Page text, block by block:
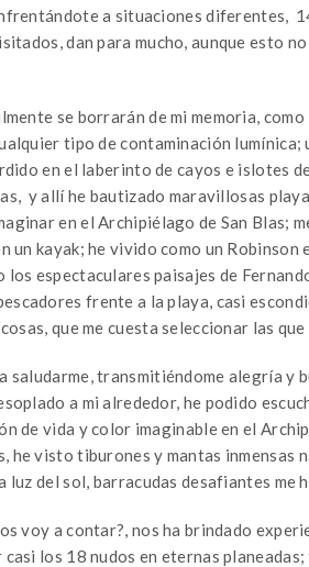
a situaciones diferentes,
dan para mucho, aunque esto
se borrarán de mi memoria,
tipo de contaminación
en el laberinto de cayos e islotes
y allí he bautizado maravillosas
en el Archipiélago de San Blas;
un kayak; he vivido como un
los espectaculares paisajes de
frente a la playa, casi
que me cuesta seleccionar las que
saludarme, transmitiéndome alegría y
a mi alrededor, he podido
de vida y color imaginable en el
he visto tiburones y mantas inmensas
del sol, barracudas desafiantes me
os voy a contar?, nos ha brindado
los 18 nudos en eternas